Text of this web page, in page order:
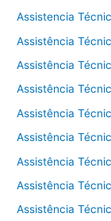
Assistencia
Assistência
Assistência
Assistência
Assistência
Assistência
Assistência
Assistência
Assistência